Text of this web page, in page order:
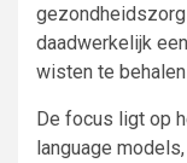
daadwerkelijk
wisten te
De focus ligt op
language